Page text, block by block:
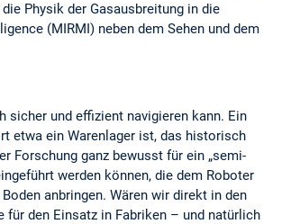
Physik der Gasausbreitung in die
(MIRMI) neben dem Sehen und dem
sicher und effizient navigieren kann. Ein
etwa ein Warenlager ist, das historisch
Forschung ganz bewusst für ein „semi-
werden können, die dem Roboter
anbringen. Wären wir direkt in den
für den Einsatz in Fabriken – und natürlich